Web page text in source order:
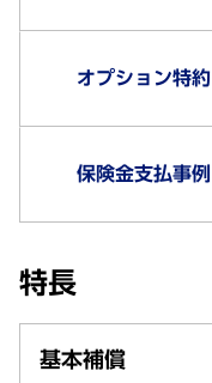
オプション特約
保険金支払事例
特長
基本補償